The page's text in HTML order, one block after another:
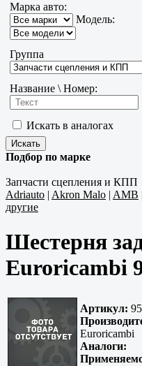
Марка авто:
Модель:
Группа
Название \ Номер:
Искать в аналогах
Подбор по марке
Запчасти сцепления и КПП
Adriauto | Akron Malo | AMB
другие
Шестерня
Euroricambi
Артикул:
Euroricambi
Аналоги: